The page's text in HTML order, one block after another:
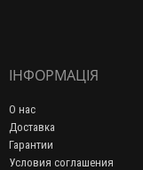
ІНФОРМАЦІЯ
О нас
Доставка
Гарантии
Условия соглашения